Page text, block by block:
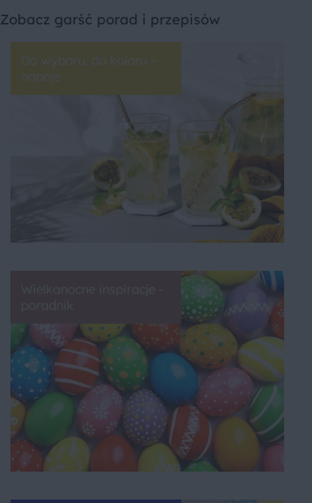
Zobacz garść porad i przepisów
Do wyboru, do koloru –
napoje
Wielkanocne inspiracje -
poradnik